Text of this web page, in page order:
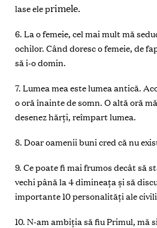
lase ele primele.
6. La o femeie, cel mai mult mă
ochilor. Când doresc o femeie, de
să i-o domin.
7. Lumea mea este lumea antică.
o oră înainte de somn. O altă oră
desenez hărţi, reîmpart lumea.
8. Doar oamenii buni cred că nu
9. Ce poate fi mai frumos decât să
vechi până la 4 dimineaţa și să
importante 10 personalităţi ale
10. N-am ambiţia să fiu Primul, mă